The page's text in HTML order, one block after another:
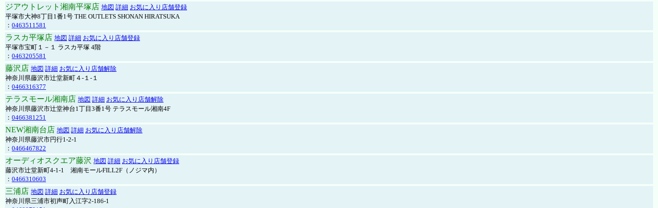
ジアウトレット湘南平塚店 地図 詳細 お気に入り店舗登録
平塚市大神8丁目1番1号 THE OUTLETS SHONAN HIRATSUKA
： 0463511581
ラスカ平塚店 地図 詳細 お気に入り店舗登録
平塚市宝町１－１ ラスカ平塚 4階
： 0463205581
藤沢店 地図 詳細 お気に入り店舗解除
神奈川県藤沢市辻堂新町４-１-１
： 0466316377
テラスモール湘南店 地図 詳細 お気に入り店舗解除
神奈川県藤沢市辻堂神台1丁目3番1号 テラスモール湘南4F
： 0466381251
NEW湘南台店 地図 詳細 お気に入り店舗解除
神奈川県藤沢市円行1-2-1
： 0466467822
オーディオスクエア藤沢 地図 詳細 お気に入り店舗登録
藤沢市辻堂新町4-1-1 湘南モールFILL2F（ノジマ内）
： 0466310603
三浦店 地図 詳細 お気に入り店舗登録
神奈川県三浦市初声町入江字2-186-1